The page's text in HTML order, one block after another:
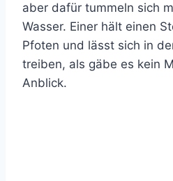
aber dafür tummeln sich
Wasser. Einer hält einen
Pfoten und lässt sich in
treiben, als gäbe es kein
Anblick.